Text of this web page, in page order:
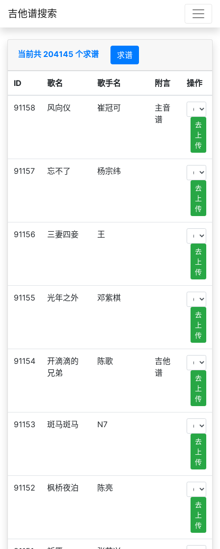
吉他谱搜索
当前共 204145 个求谱 求谱
ID 歌名 歌手名 附言 操作
91158 风向仪 崔冠可
主音
谱
去
上
传
91157 忘不了 杨宗纬
去
上
传
91156 三妻四妾 王
去
上
传
91155 光年之外 邓紫棋
去
上
传
91154
开滴滴的
兄弟
陈歌
吉他
谱
去
上
传
91153 斑马斑马 N7
去
上
传
91152 枫桥夜泊 陈亮
去
上
传